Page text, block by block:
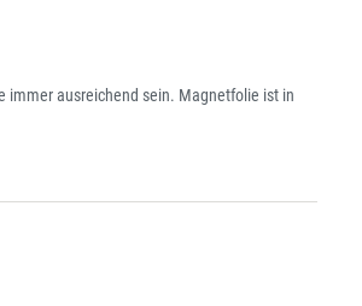
immer ausreichend sein. Magnetfolie ist in